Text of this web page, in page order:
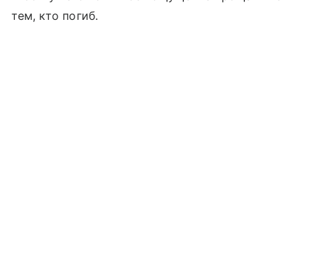
тем, кто погиб.